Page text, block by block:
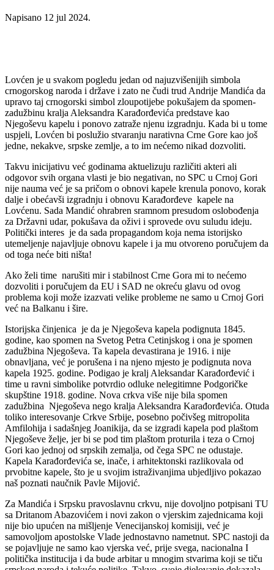
Napisano 12 jul 2024.
Lovćen je u svakom pogledu jedan od najuzvišenijih simbola
crnogorskog naroda i države i zato ne čudi trud Andrije Mandića da
upravo taj crnogorski simbol zloupotijebe pokušajem da spomen-
zadužbinu kralja Aleksandra Karađorđevića predstave kao
Njegoševu kapelu i ponovo zatraže njenu izgradnju. Kada bi u tome
uspjeli, Lovćen bi poslužio stvaranju narativna Crne Gore kao još
jedne, nekakve, srpske zemlje, a to im nećemo nikad dozvoliti.
Takvu inicijativu već godinama aktuelizuju različiti akteri ali
odgovor svih organa vlasti je bio negativan, no SPC u Crnoj Gori
nije nauma već je sa pričom o obnovi kapele krenula ponovo, korak
dalje i obećavši izgradnju i obnovu Karađorđeve kapele na
Lovćenu. Sada Mandić ohrabren sramnom presudom oslobođenja
za Državni udar, pokušava da oživi i sprovede ovu suludu ideju.
Politički interes je da sada propagandom koja nema istorijsko
utemeljenje najavljuje obnovu kapele i ja mu otvoreno poručujem da
od toga neće biti ništa!
Ako želi time narušiti mir i stabilnost Crne Gora mi to nećemo
dozvoliti i poručujem da EU i SAD ne okreću glavu od ovog
problema koji može izazvati velike probleme ne samo u Crnoj Gori
već na Balkanu i šire.
Istorijska činjenica je da je Njegoševa kapela podignuta 1845.
godine, kao spomen na Svetog Petra Cetinjskog i ona je spomen
zadužbina Njegoševa. Ta kapela devastirana je 1916. i nije
obnavljana, već je porušena i na njeno mjesto je podignuta nova
kapela 1925. godine. Podigao je kralj Aleksandar Karađorđević i
time u ravni simbolike potvrdio odluke nelegitimne Podgoričke
skupštine 1918. godine. Nova crkva više nije bila spomen
zadužbina Njegoševa nego kralja Aleksandra Karađorđevića. Otuda
toliko interesovanje Crkve Srbije, posebno počivšeg mitropolita
Amfilohija i sadašnjeg Joanikija, da se izgradi kapela pod plaštom
Njegoševe želje, jer bi se pod tim plaštom proturila i teza o Crnoj
Gori kao jednoj od srpskih zemalja, od čega SPC ne odustaje.
Kapela Karađorđevića se, inače, i arhitektonski razlikovala od
prvobitne kapele, što je u svojim istraživanjima ubjedljivo pokazao
naš poznati naučnik Pavle Mijović.
Za Mandića i Srpsku pravoslavnu crkvu, nije dovoljno potpisani TU
sa Dritanom Abazovićem i novi zakon o vjerskim zajednicama koji
nije bio upućen na mišljenje Venecijanskoj komisiji, već je
samovoljom apostolske Vlade jednostavno nametnut. SPC nastoji da
se pojavljuje ne samo kao vjerska već, prije svega, nacionalna I
politička institucija i da bude arbitar u mnogim stvarima koji se tiču